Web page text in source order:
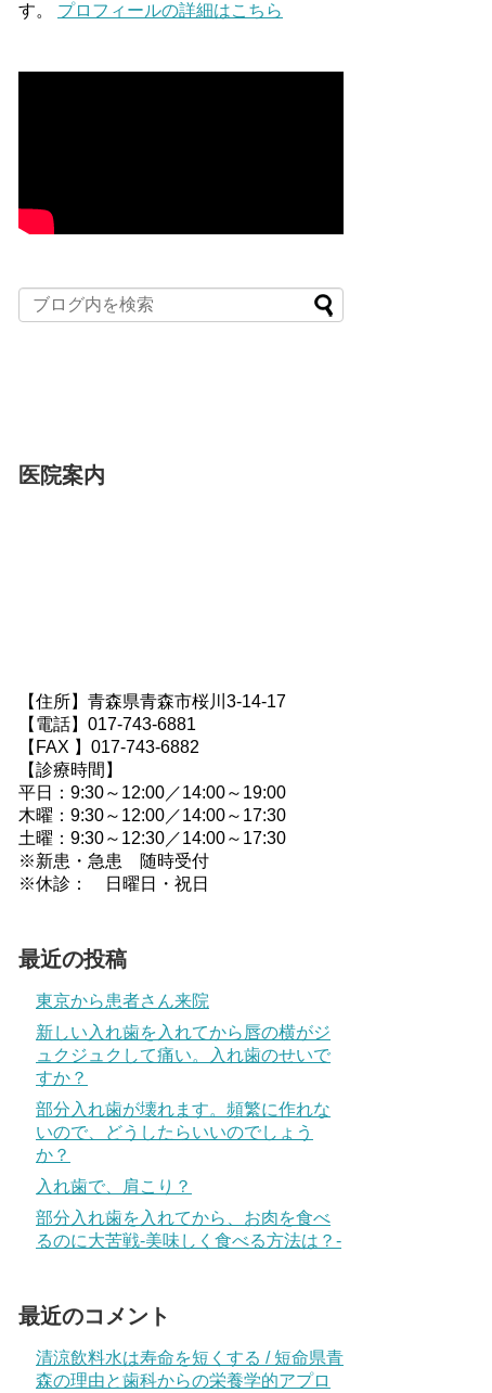
す。 プロフィールの詳細はこちら
医院案内
【住所】青森県青森市桜川3-14-17
【電話】017-743-6881
【FAX 】017-743-6882
【診療時間】
平日：9:30～12:00／14:00～19:00
木曜：9:30～12:00／14:00～17:30
土曜：9:30～12:30／14:00～17:30
※新患・急患 随時受付
※休診： 日曜日・祝日
最近の投稿
東京から患者さん来院
新しい入れ歯を入れてから唇の横がジ
ュクジュクして痛い。入れ歯のせいで
すか？
部分入れ歯が壊れます。頻繁に作れな
いので、どうしたらいいのでしょう
か？
入れ歯で、肩こり？
部分入れ歯を入れてから、お肉を食べ
るのに大苦戦-美味しく食べる方法は？-
最近のコメント
清涼飲料水は寿命を短くする / 短命県青
森の理由と歯科からの栄養学的アプロ